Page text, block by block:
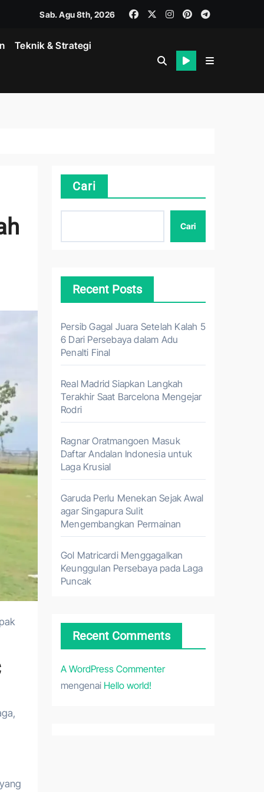
Sab. Agu 8th, 2026
Teknik & Strategi
Cari
Cari
Recent Posts
Persib Gagal Juara Setelah Kalah 5
6 Dari Persebaya dalam Adu
Penalti Final
Real Madrid Siapkan Langkah
Terakhir Saat Barcelona Mengejar
Rodri
Ragnar Oratmangoen Masuk
Daftar Andalan Indonesia untuk
Laga Krusial
Garuda Perlu Menekan Sejak Awal
agar Singapura Sulit
Mengembangkan Permainan
Gol Matricardi Menggagalkan
Keunggulan Persebaya pada Laga
Puncak
Recent Comments
A WordPress Commenter
mengenai Hello world!